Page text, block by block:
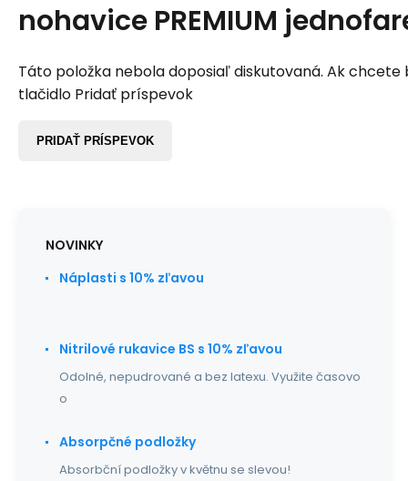
nohavice PREMIUM
Táto položka nebola doposiaľ diskutovaná. Ak chcete
tlačidlo Pridať príspevok
PRIDAŤ PRÍSPEVOK
NOVINKY
Náplasti s 10% zľavou
Nitrilové rukavice BS s 10% zľavou
Odolné, nepudrované a bez latexu. Využite časovo
o
Absorpčné podložky
Absorbční podložky v květnu se slevou!